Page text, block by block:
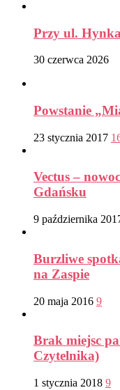
Przy ul.
30 czerwca 2026
Powstanie
23 stycznia 2017
Vectus –
Gdańsku
9 października
Burzliwe
na Zaspie
20 maja 2016 9
Brak miejsc
Czytelnika)
1 stycznia 2018 9